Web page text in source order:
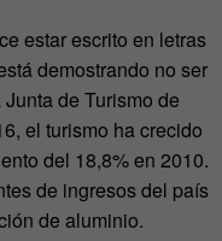
estar escrito en letras
demostrando no ser
de Turismo de
el turismo ha crecido
del 18,8% en 2010.
de ingresos del país
de aluminio.